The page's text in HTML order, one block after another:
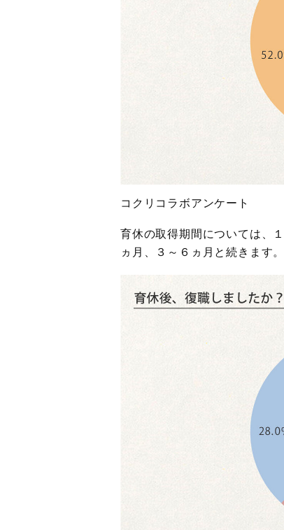
コクリコラボアンケート
育休の取得期間については、
ヵ月、３～６ヵ月と続きます。